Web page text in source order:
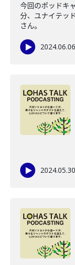
今回のポッドキ
分、ユナイテッ
さん。
2024.06.06
2024.05.30